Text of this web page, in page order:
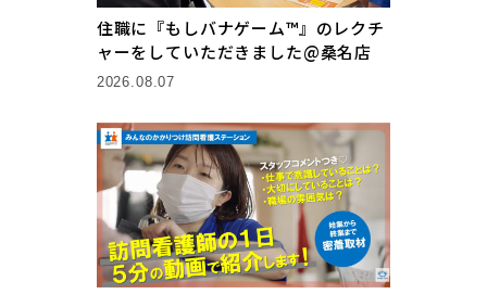
住職に『もしバナゲーム™』のレクチ
ャーをしていただきました@桑名店
2026.08.07